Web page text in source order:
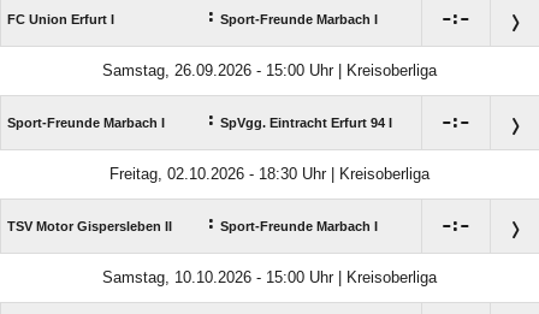
FC Union Erfurt I : Sport-Freunde Marbach I :
Samstag, 26.09.2026 - 15:00 Uhr | Kreisoberliga
Sport-Freunde Marbach I : SpVgg. Eintracht Erfurt 94 I :
Freitag, 02.10.2026 - 18:30 Uhr | Kreisoberliga
TSV Motor Gispersleben II : Sport-Freunde Marbach I :
Samstag, 10.10.2026 - 15:00 Uhr | Kreisoberliga